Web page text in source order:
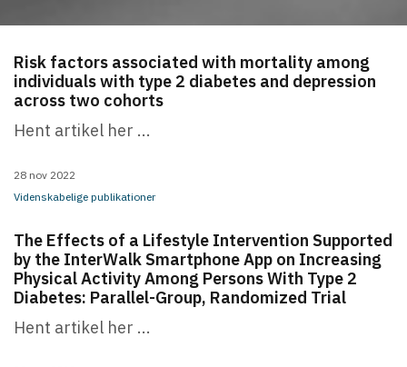
Risk factors associated with mortality among
individuals with type 2 diabetes and depression
across two cohorts
Hent artikel her ...
28 nov 2022
Videnskabelige publikationer
The Effects of a Lifestyle Intervention Supported
by the InterWalk Smartphone App on Increasing
Physical Activity Among Persons With Type 2
Diabetes: Parallel-Group, Randomized Trial
Hent artikel her ...